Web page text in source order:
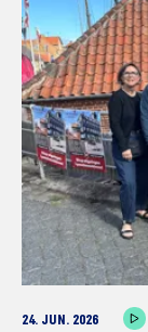
24. JUN. 2026